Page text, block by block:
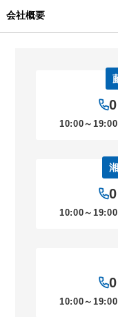
会社概要
10:00～
10:00～
10:00～